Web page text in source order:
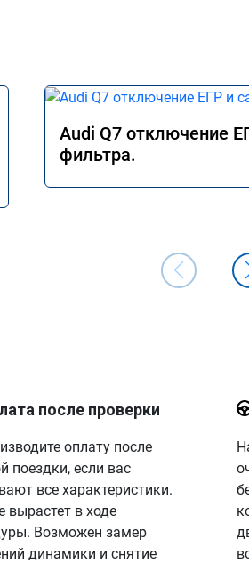
Audi Q7 отключение
фильтра.
после проверки
оплату после
поездки, если вас
все характеристики.
вырастет в ходе
Возможен замер
динамики и снятие